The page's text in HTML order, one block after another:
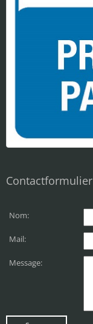
Contactformulier
Nom:
Mail:
Message: